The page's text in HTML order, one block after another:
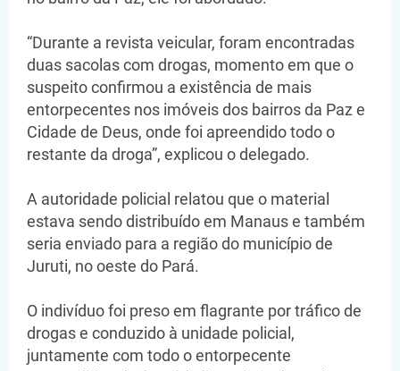
“Durante a revista veicular, foram encontradas
duas sacolas com drogas, momento em que o
suspeito confirmou a existência de mais
entorpecentes nos imóveis dos bairros da Paz e
Cidade de Deus, onde foi apreendido todo o
restante da droga”, explicou o delegado.
A autoridade policial relatou que o material
estava sendo distribuído em Manaus e também
seria enviado para a região do município de
Juruti, no oeste do Pará.
O indivíduo foi preso em flagrante por tráfico de
drogas e conduzido à unidade policial,
juntamente com todo o entorpecente